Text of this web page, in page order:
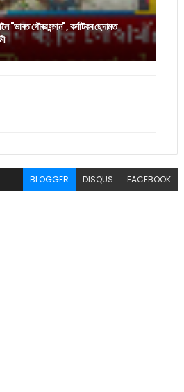
"ভাৰত গৌৰৱ সন্মান", কৰ্ণাটকৰ ছেদামত
BLOGGER DISQUS FACEBOOK